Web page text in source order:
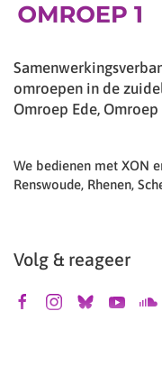
omroepen in de
Omroep Ede,
We bedienen met XON
Renswoude, Rhenen,
Volg & reageer